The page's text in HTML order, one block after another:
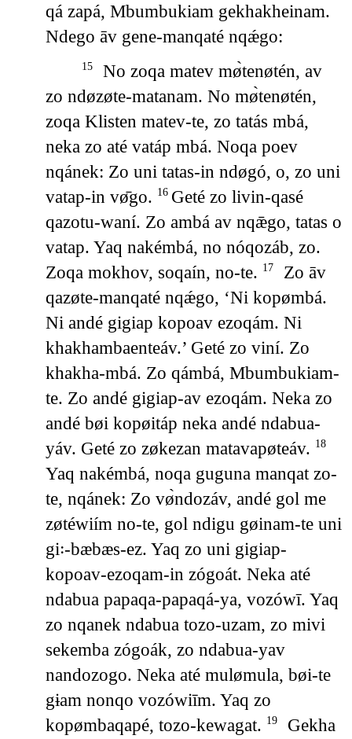
qá zapá, Mbumbukiam gekhakheinam.
Ndego āv gene-manqaté nqǽgo:
15
No zoqa matev mø̀tenøtén, av
zo ndøzøte-matanam. No mø̀tenøtén,
zoqa Klisten matev-te, zo tatás mbá,
neka zo até vatáp mbá. Noqa poev
nqánek: Zo uni tatas-in ndøgó, o, zo uni
vatap-in vø̄go. 16 Geté zo livin-qasé
qazotu-waní. Zo ambá av nqǣgo, tatas o
vatap. Yaq nakémbá, no nóqozáb, zo.
Zoqa mokhov, soqaín, no-te. 17
Zo āv
qazøte-manqaté nqǽgo, ‘Ni kopømbá.
Ni andé gigiap kopoav ezoqám. Ni
khakhambaenteáv.’ Geté zo viní. Zo
khakha-mbá. Zo qámbá, Mbumbukiam-
te. Zo andé gigiap-av ezoqám. Neka zo
andé bøi kopøitáp neka andé ndabua-
yáv. Geté zo zøkezan matavapøteáv. 18
Yaq nakémbá, noqa guguna manqat zo-
te, nqánek: Zo vø̀ndozáv, andé gol me
zøtéwiím no-te, gol ndigu gøinam-te uni
gi꞉-bæbæs-ez. Yaq zo uni gigiap-
kopoav-ezoqam-in zógoát. Neka até
ndabua papaqa-papaqá-ya, vozówī. Yaq
zo nqanek ndabua tozo-uzam, zo mivi
sekemba zógoák, zo ndabua-yav
nandozogo. Neka até mulømula, bøi-te
gɨam nonqo vozówiīm. Yaq zo
kopømbaqapé, tozo-kewagat. 19
Gekha